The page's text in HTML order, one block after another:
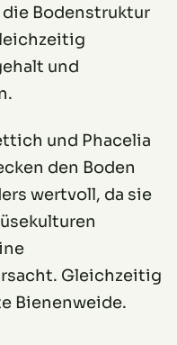
Bodenstruktur
und
und Phacelia
den Boden
wertvoll, da sie
Gleichzeitig
Bienenweide.